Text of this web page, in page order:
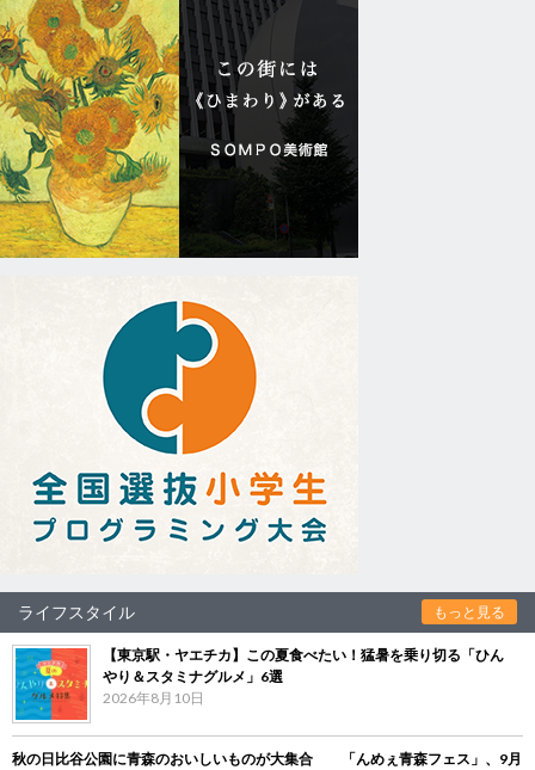
ライフスタイル もっと見る
【東京駅・ヤエチカ】この夏食べたい！猛暑を乗り切る「ひん
やり＆スタミナグルメ」6選
2026年8月10日
秋の日比谷公園に青森のおいしいものが大集合 「んめぇ青森フェス」、9月